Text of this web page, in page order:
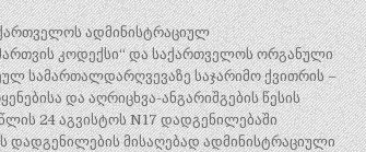
ადმინისტრაციულ
კოდექსი“ და საქართველოს ორგანული
სამართალდარღვევაზე საჯარიმო ქვითრის –
და აღრიცხვა-ანგარიშგების წესის
24 აგვისტოს N17 დადგენილებაში
დადგენილების მისაღებად ადმინისტრაციული